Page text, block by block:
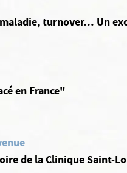
turnover… Un
en France"
de la Clinique Saint-